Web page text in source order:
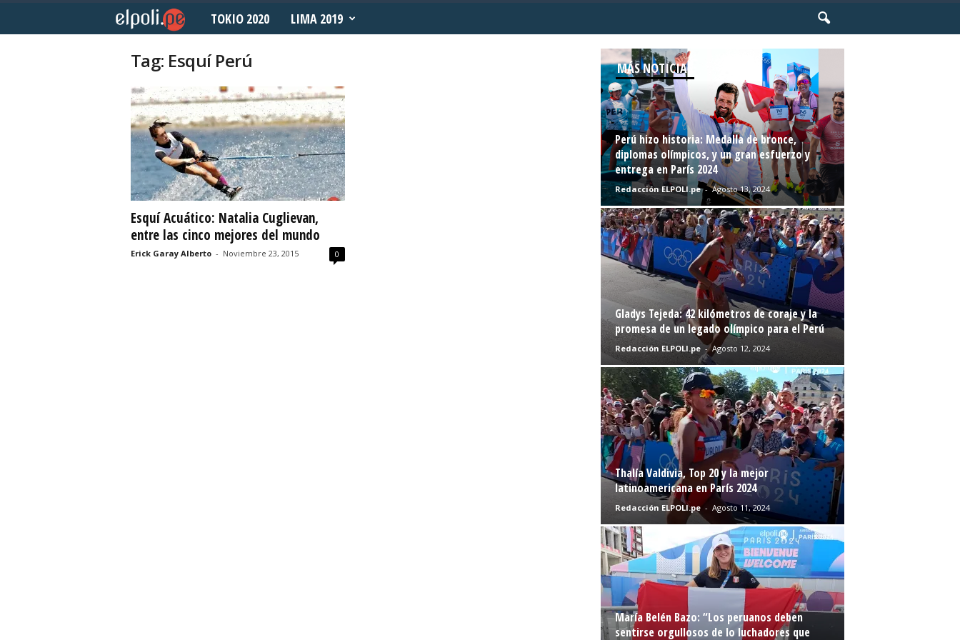
o
i
e
TOKIO 2020 LIMA 2019
Tag: Esquí Perú
Esquí Acuático: Natalia Cuglievan,
entre las cinco mejores del mundo
Erick Garay Alberto - Noviembre 23, 2015 0
MÁS NOTICIAS
Perú hizo historia: Medalla de bronce,
diplomas olímpicos, y un gran esfuerzo y
entrega en París 2024
Redacción ELPOLI.pe - Agosto 13, 2024
Gladys Tejeda: 42 kilómetros de coraje y la
promesa de un legado olímpico para el Perú
Redacción ELPOLI.pe - Agosto 12, 2024
Thalía Valdivia, Top 20 y la mejor
latinoamericana en París 2024
Redacción ELPOLI.pe - Agosto 11, 2024
María Belén Bazo: “Los peruanos deben
sentirse orgullosos de lo luchadores que